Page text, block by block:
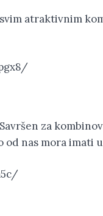
atraktivnim
za
od nas mora imati